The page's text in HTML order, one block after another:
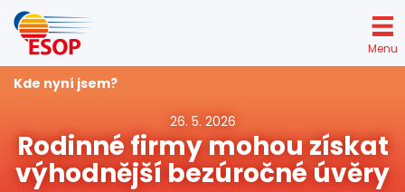
Přejít
hlavnímu
obsahu
Menu
Kde nyní jsem?
26. 5. 2026
Rodinné firmy mohou získat
výhodnější bezúročné úvěry